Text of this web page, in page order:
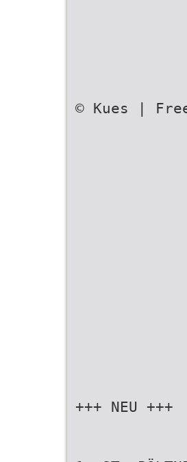
© Kues |
+++ NEU +++